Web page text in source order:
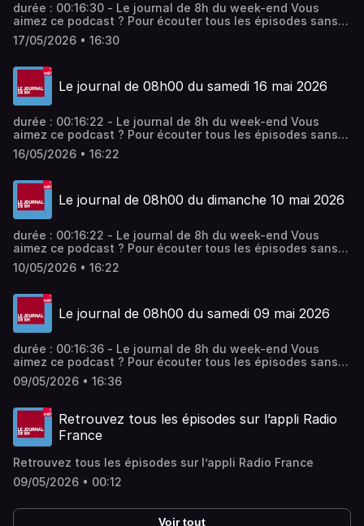
durée : 00:16:30 - Le journal de 8h du week-end Vous
aimez ce podcast ? Pour écouter tous les épisodes sans
limite, rendez-vous sur Radio France
17/05/2026 • 16:30
Le journal de 08h00 du samedi 16 mai 2026
durée : 00:16:22 - Le journal de 8h du week-end Vous
aimez ce podcast ? Pour écouter tous les épisodes sans
limite, rendez-vous sur Radio France
16/05/2026 • 16:22
Le journal de 08h00 du dimanche 10 mai 2026
durée : 00:16:22 - Le journal de 8h du week-end Vous
aimez ce podcast ? Pour écouter tous les épisodes sans
limite, rendez-vous sur Radio France
10/05/2026 • 16:22
Le journal de 08h00 du samedi 09 mai 2026
durée : 00:16:36 - Le journal de 8h du week-end Vous
aimez ce podcast ? Pour écouter tous les épisodes sans
limite, rendez-vous sur Radio France
09/05/2026 • 16:36
Retrouvez tous les épisodes sur l’appli Radio
France
Retrouvez tous les épisodes sur l’appli Radio France
09/05/2026 • 00:12
Voir tout